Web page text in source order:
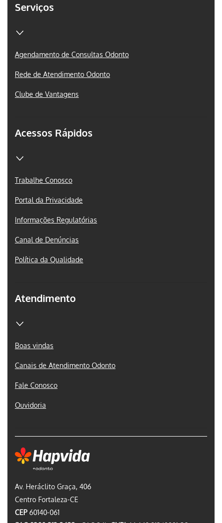
Av. Heráclito Graça, 406
Centro Fortaleza-CE
CEP60140-061
Serviços
Agendamento de Consultas Odonto
Rede de Atendimento Odonto
Clube de Vantagens
Acessos Rápidos
Trabalhe Conosco
Portal da Privacidade
Informações Regulatórias
Canal de Denúncias
Política da Qualidade
Atendimento
Boas vindas
Canais de Atendimento Odonto
Fale Conosco
Ouvidoria